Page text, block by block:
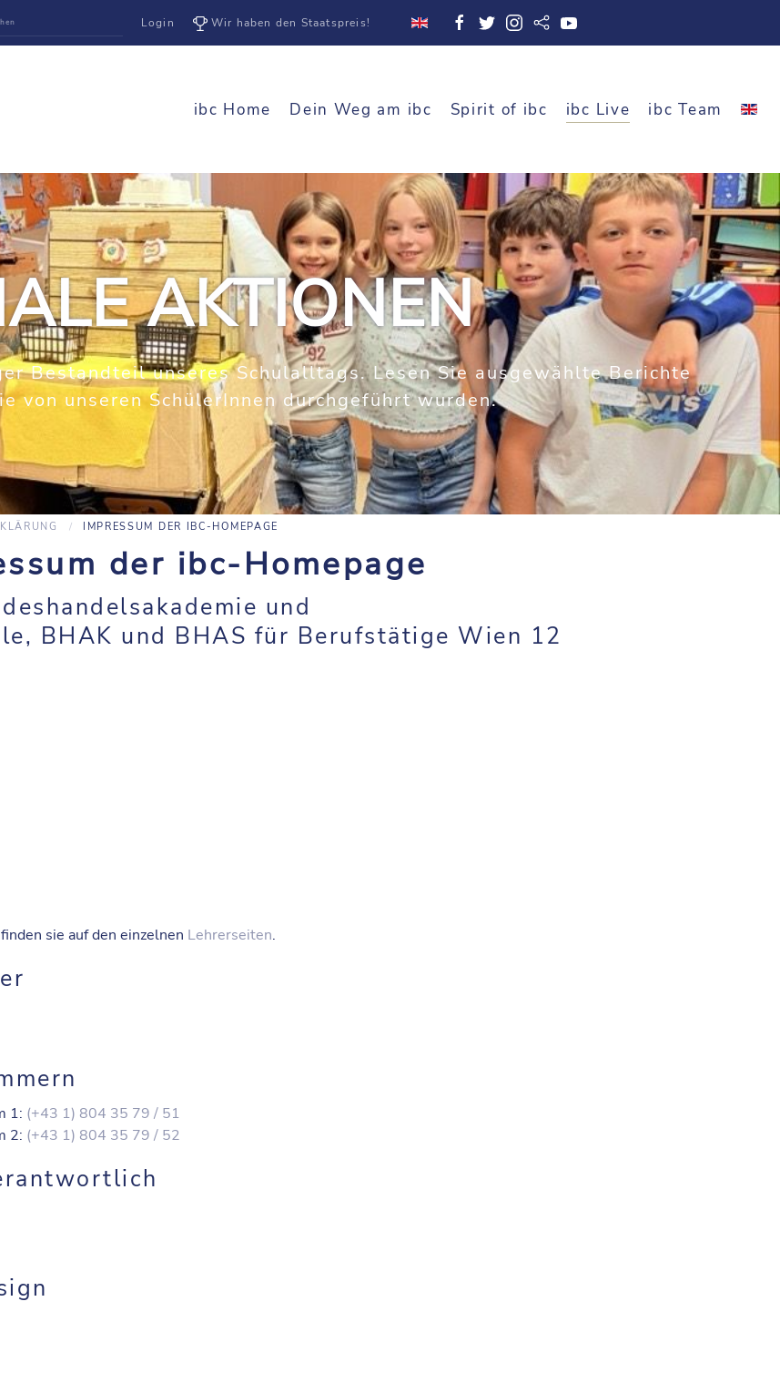
Login Wir haben den Staatspreis!
ibc Home Dein Weg am ibc Spirit of ibc ibc Live ibc Team
AKTIONEN
Bestandteil unseres Schulalltags. Lesen Sie ausgewählte Berichte
von unseren SchülerInnen durchgeführt wurden.
IMPRESSUM DER IBC-HOMEPAGE
der ibc-Homepage
und
BHAK und BHAS für Berufstätige Wien 12
sie auf den einzelnen Lehrerseiten.
1: (+43 1) 804 35 79 / 51
2: (+43 1) 804 35 79 / 52